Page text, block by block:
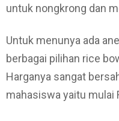
untuk nongkrong dan
Untuk menunya ada
berbagai pilihan rice
Harganya sangat
mahasiswa yaitu mulai